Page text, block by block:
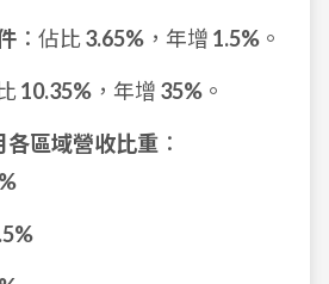
：佔比3.65% ，年增 1.5% 。
10.35% ，年增 35% 。
各區域營收比重 ：